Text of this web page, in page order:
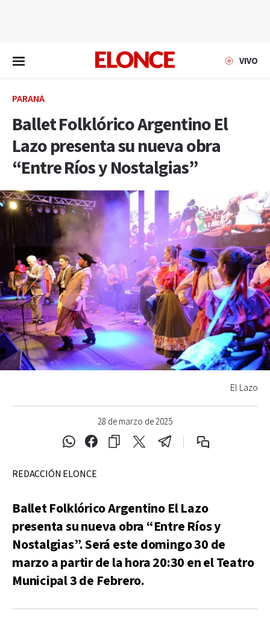
VIVO
PARANÁ
Ballet Folklórico Argentino El
Lazo presenta su nueva obra
“Entre Ríos y Nostalgias”
28 de marzo de 2025
El Lazo
REDACCIÓN ELONCE
Ballet Folklórico Argentino El Lazo
presenta su nueva obra “Entre Ríos y
Nostalgias”. Será este domingo 30 de
marzo a partir de la hora 20:30 en el Teatro
Municipal 3 de Febrero.